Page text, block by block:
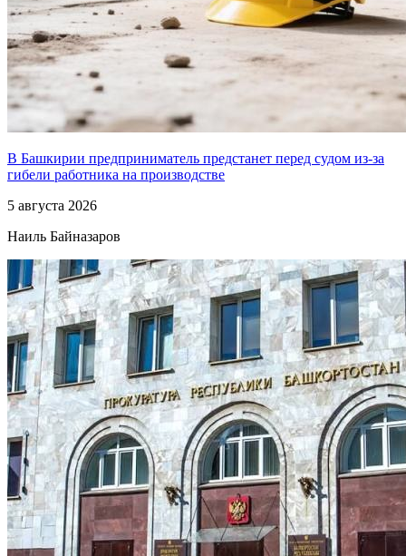
В Башкирии предприниматель предстанет перед судом из-за
гибели работника на производстве
5 августа 2026
Наиль Байназаров